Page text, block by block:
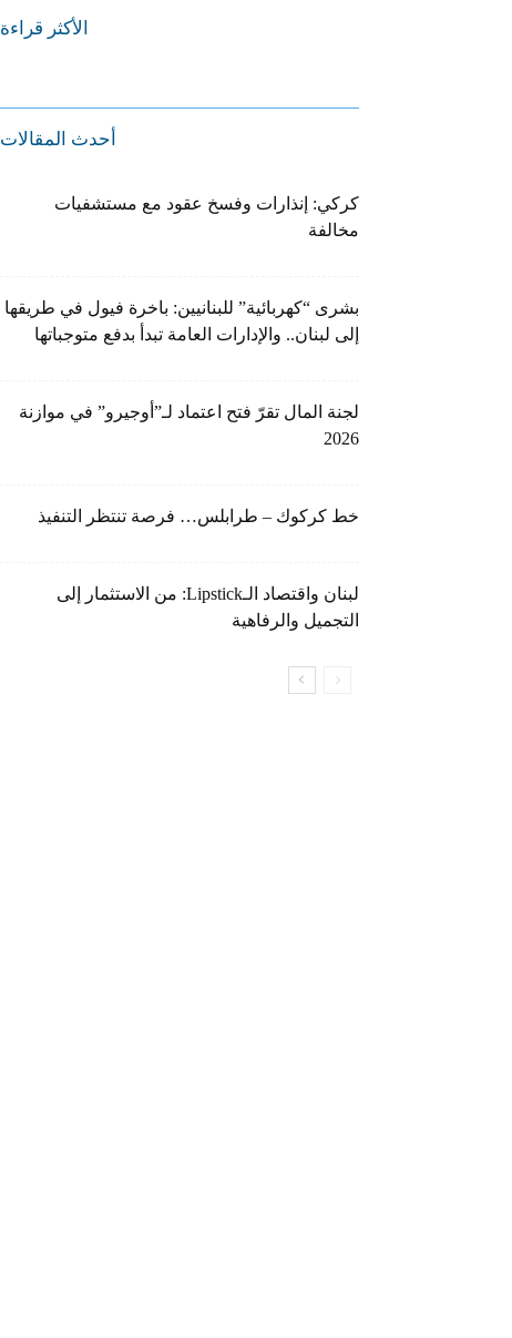
الأكثر قراءة
أحدث المقالات
كركي: إنذارات وفسخ عقود مع مستشفيات
مخالفة
بشرى “كهربائية” للبنانيين: باخرة فيول في طريقها
إلى لبنان.. والإدارات العامة تبدأ بدفع متوجباتها
لجنة المال تقرّ فتح اعتماد لـ”أوجيرو” في موازنة
2026
خط كركوك – طرابلس… فرصة تنتظر التنفيذ
لبنان واقتصاد الـLipstick: من الاستثمار إلى
التجميل والرفاهية